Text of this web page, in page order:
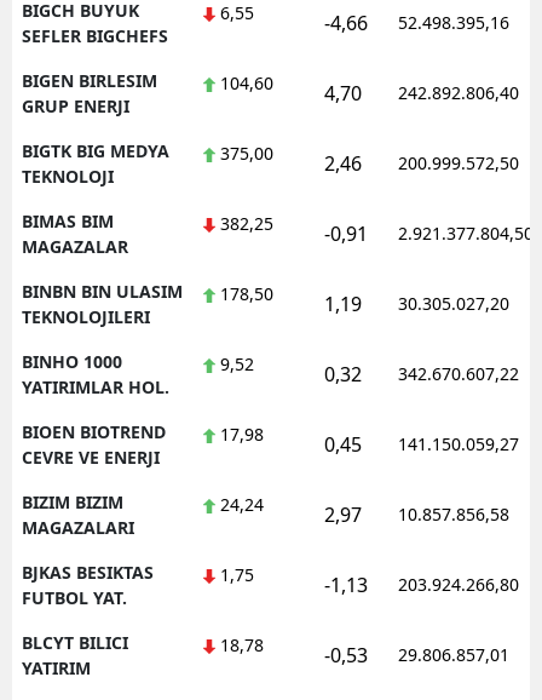
BIGCH BUYUK
SEFLER BIGCHEFS
6,55 -4,66 52.498.395,16
BIGEN BIRLESIM
GRUP ENERJI
104,60 4,70 242.892.806,40
BIGTK BIG MEDYA
TEKNOLOJI
375,00 2,46 200.999.572,50
BIMAS BIM
MAGAZALAR
382,25 -0,91 2.921.377.804,50
BINBN BIN ULASIM
TEKNOLOJILERI
178,50 1,19 30.305.027,20
BINHO 1000
YATIRIMLAR HOL.
9,52 0,32 342.670.607,22
BIOEN BIOTREND
CEVRE VE ENERJI
17,98 0,45 141.150.059,27
BIZIM BIZIM
MAGAZALARI
24,24 2,97 10.857.856,58
BJKAS BESIKTAS
FUTBOL YAT.
1,75 -1,13 203.924.266,80
BLCYT BILICI
YATIRIM
18,78 -0,53 29.806.857,01